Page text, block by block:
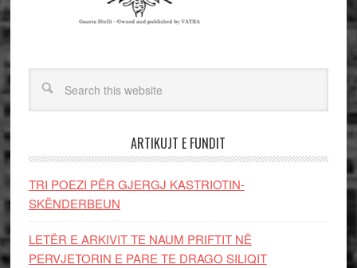
ARTIKUJT E FUNDIT
TRI POEZI PËR GJERGJ KASTRIOTIN-
SKËNDERBEUN
LETËR E ARKIVIT TE NAUM PRIFTIT NË
PERVJETORIN E PARE TE DRAGO SILIQIT